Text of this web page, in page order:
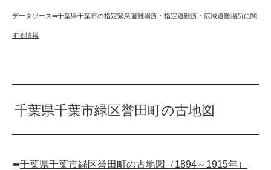
データソース➡︎千葉県千葉市の指定緊急避難場所・指定避難所・広域避難場所に関
する情報
千葉県千葉市緑区誉田町の古地図
➡︎千葉県千葉市緑区誉田町の古地図（1894～1915年）